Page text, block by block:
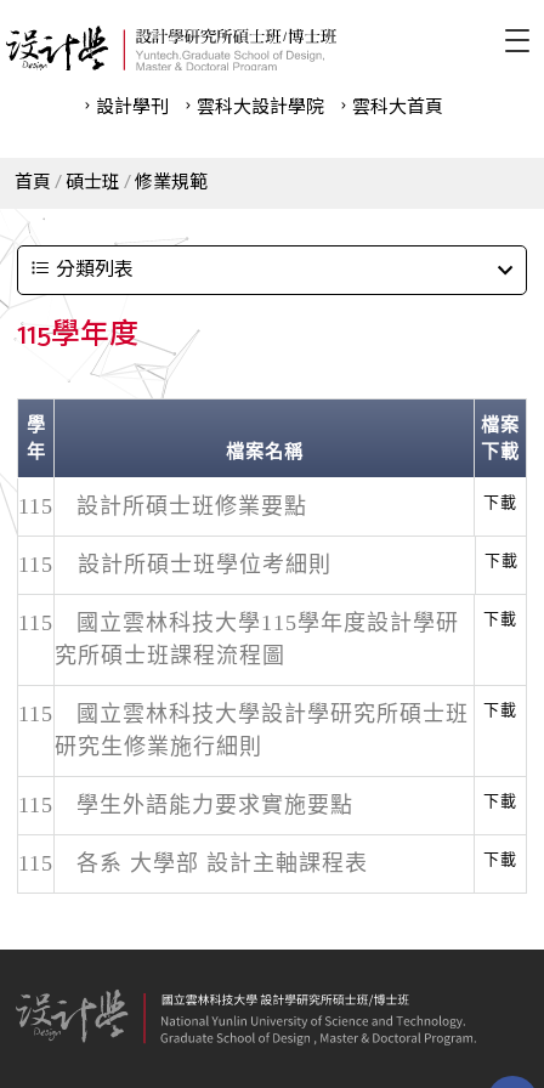
設計學刊 雲科⼤設計學院 雲科⼤首頁
首頁 碩士班 修業規範
分類列表
115學年度
學
年
檔案名稱
檔案
下載
115 設計所碩士班修業要點 下載
115 設計所碩士班學位考細則 下載
115 國立雲林科技大學115學年度設計學研
究所碩士班課程流程圖
下載
115 國立雲林科技大學設計學研究所碩士班
研究生修業施行細則
下載
115 學生外語能力要求實施要點 下載
115 各系 大學部 設計主軸課程表 下載